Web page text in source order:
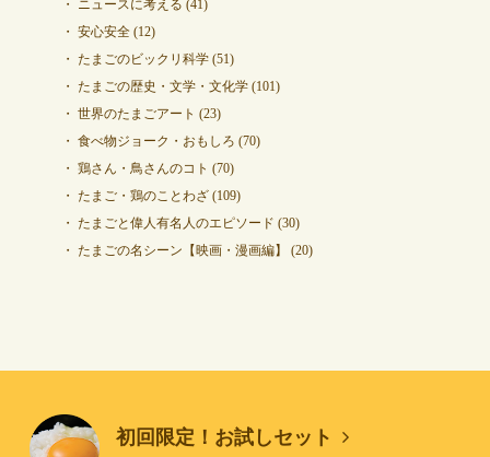
ニュースに考える (41)
安心安全(12)
たまごのビックリ科学(51)
たまごの歴史・文学・文化学(101)
世界のたまごアート (23)
食べ物ジョーク・おもしろ (70)
鶏さん・鳥さんのコト (70)
たまご・鶏のことわざ(109)
たまごと偉人有名人のエピソード (30)
たまごの名シーン【映画・漫画編】
(20)
初回限定！お試しセット